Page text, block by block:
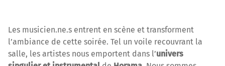
Les musicien.ne.s entrent en scène et transforment
l’ambiance de cette soirée. Tel un voile recouvrant la
salle, les artistes nous emportent dans l’univers